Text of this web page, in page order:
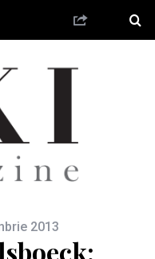
2013